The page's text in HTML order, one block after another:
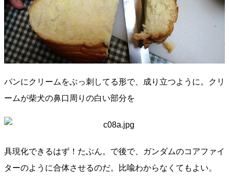
パンにクリームをぶっ刺してる形で、成り立つように。クリ
ームが柴犬の鼻口周りの白い部分を
具現化できるはず！たぶん。で後で、ガンダムのコアファイ
ターのように合体させるのだ。比喩わからなくてもよい。